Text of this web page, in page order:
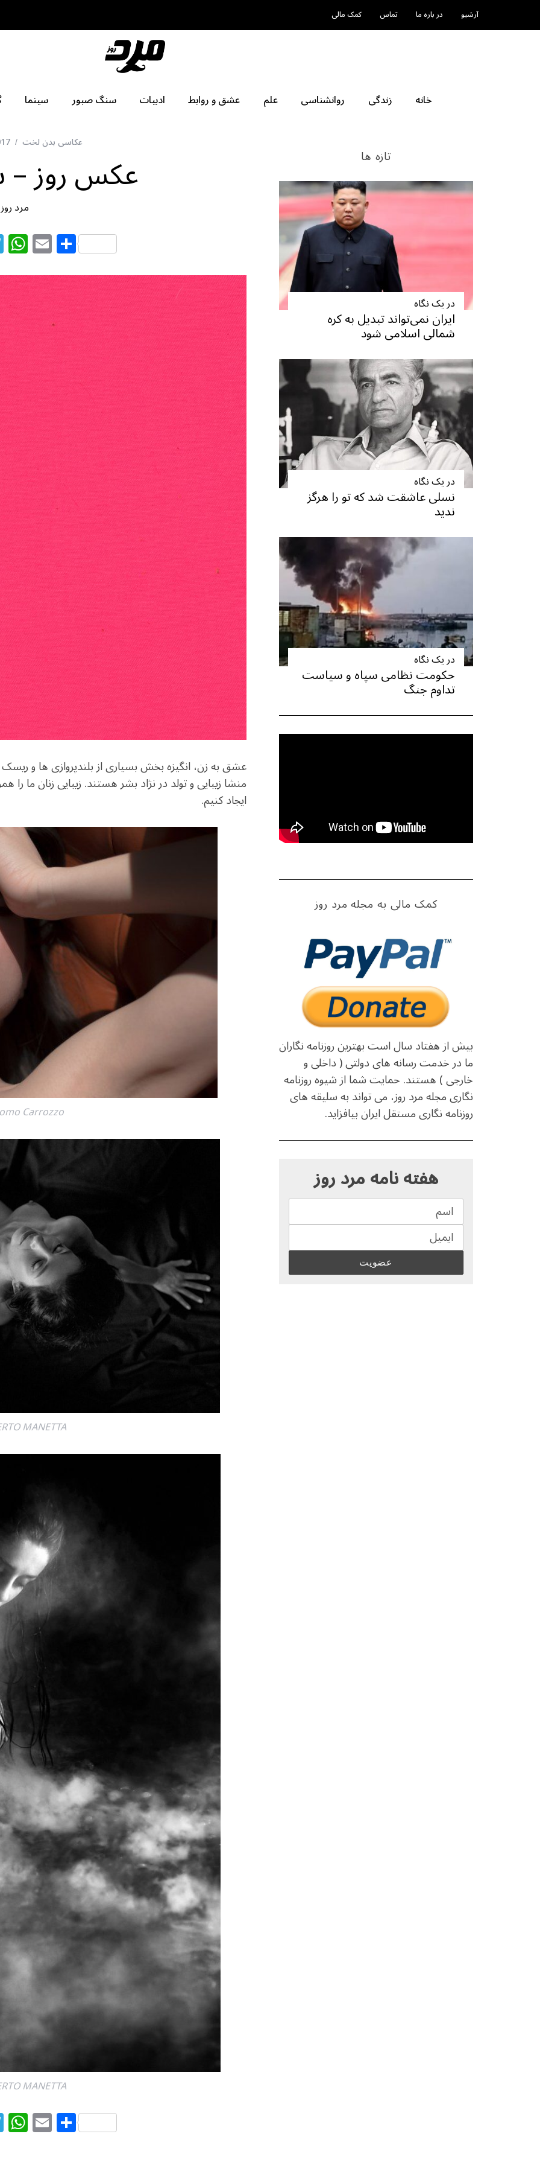
آرشیو در باره ما تماس کمک مالی
خانه زندگی روانشناسی علم عشق و روابط ادبیات سنگ صبور سینما
عکاسی بدن لخت
عکس روز –
مرد روز
T
el
e
g
ra
m
W
h
at
s
pp
E
m
ai
l
S
h
ar
e
عشق به زن، انگیزه بخش بسیاری از بلندپروازی ها و
منشا زیبایی و تولد در نژاد بشر هستند. زیبایی زنان ما
ایجاد کنیم.
Carrozzo
MANETTA
MANETTA
T
el W
h E
m S
h
تازه ها
در یک نگاه
ایران نمی‌تواند تبدیل به کره
شمالی اسلامی شود
در یک نگاه
نسلی عاشقت شد که تو را هرگز
ندید
در یک نگاه
حکومت نظامی سپاه و سیاست
تداوم جنگ
کمک مالی به مجله مرد روز
بیش از هفتاد سال است بهترین روزنامه نگاران
ما در خدمت رسانه های دولتی ( داخلی و
خارجی ) هستند. حمایت شما از شیوه روزنامه
نگاری مجله مرد روز، می تواند به سلیقه های
روزنامه نگاری مستقل ایران بیافزاید.
هفته نامه مرد روز
S
r
c
f
r